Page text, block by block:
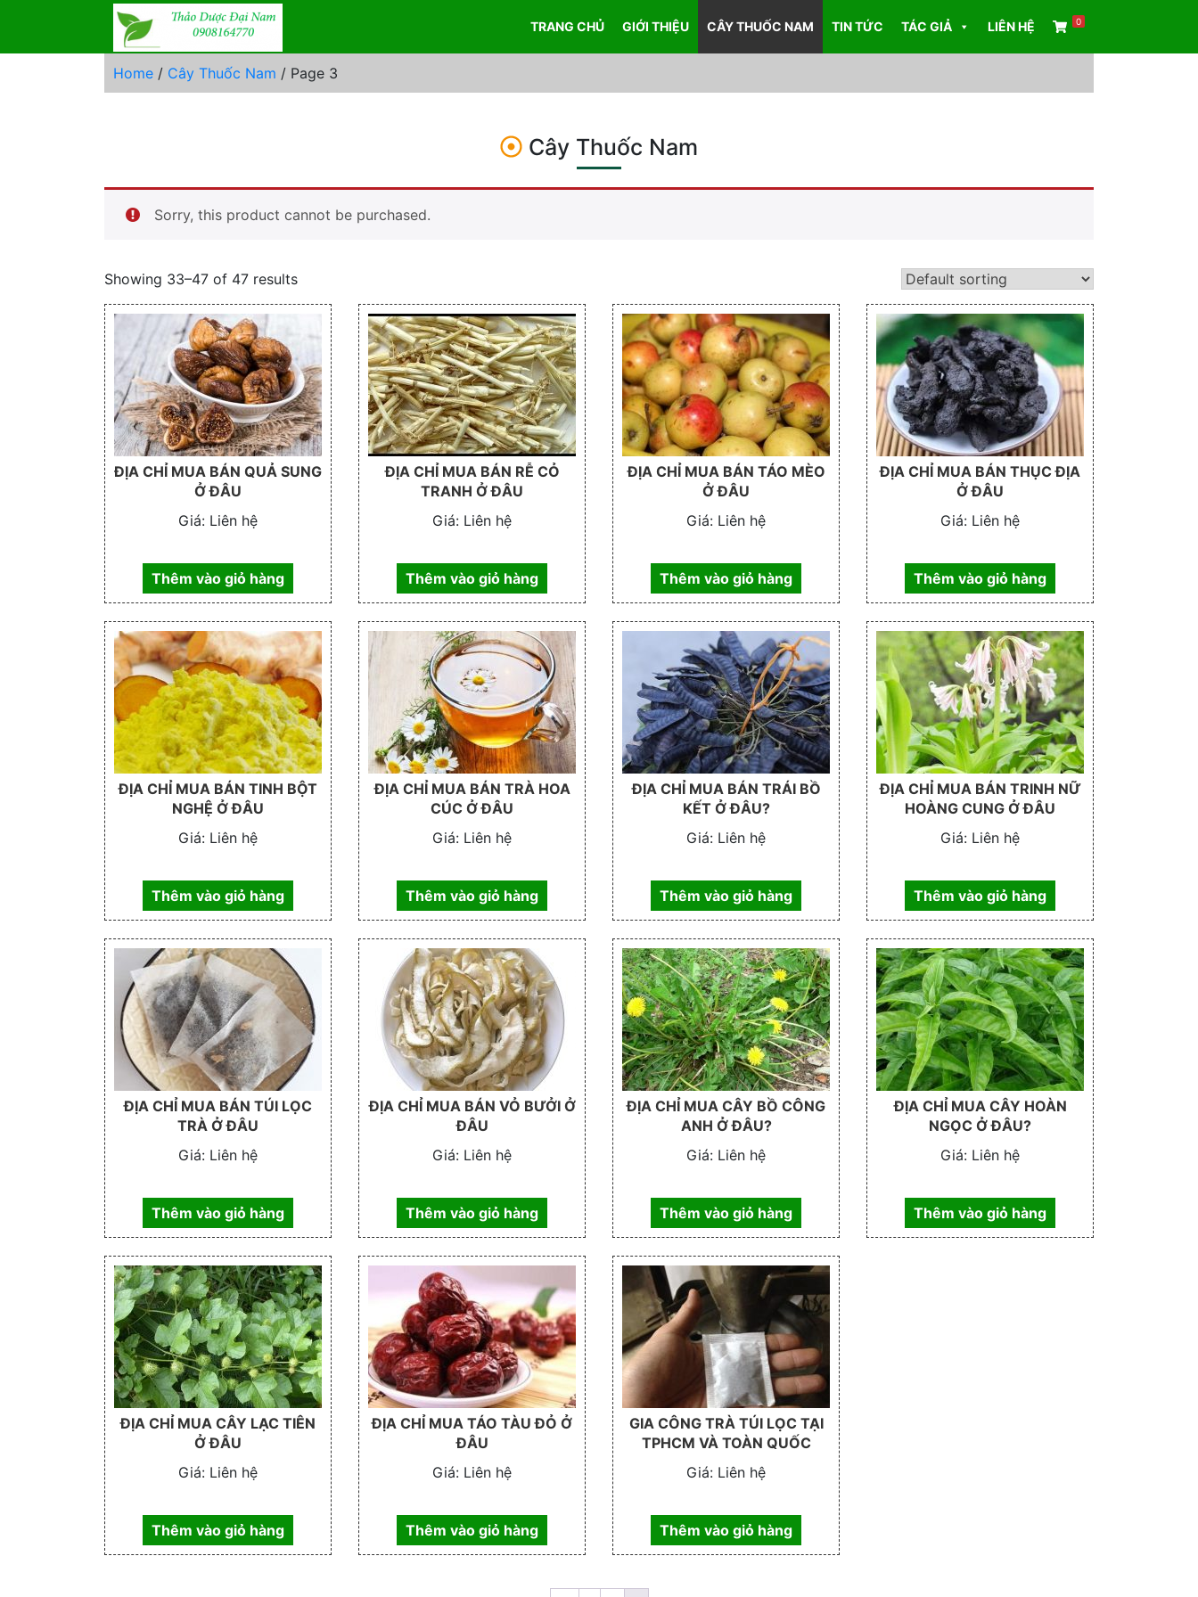
content
TRANG CHỦ GIỚI THIỆU CÂY THUỐC NAM TIN TỨC TÁC GIẢ LIÊN HỆ 0
Home / Cây Thuốc Nam / Page 3
Cây Thuốc Nam
Sorry, this product cannot be purchased.
Showing 33–47 of 47 results
ĐỊA CHỈ MUA BÁN QUẢ SUNG
Ở ĐÂU
Giá: Liên hệ
Thêm vào giỏ hàng
ĐỊA CHỈ MUA BÁN RỄ CỎ
TRANH Ở ĐÂU
Giá: Liên hệ
Thêm vào giỏ hàng
ĐỊA CHỈ MUA BÁN TÁO MÈO
Ở ĐÂU
Giá: Liên hệ
Thêm vào giỏ hàng
ĐỊA CHỈ MUA BÁN THỤC ĐỊA
Ở ĐÂU
Giá: Liên hệ
Thêm vào giỏ hàng
ĐỊA CHỈ MUA BÁN TINH BỘT
NGHỆ Ở ĐÂU
Giá: Liên hệ
Thêm vào giỏ hàng
ĐỊA CHỈ MUA BÁN TRÀ HOA
CÚC Ở ĐÂU
Giá: Liên hệ
Thêm vào giỏ hàng
ĐỊA CHỈ MUA BÁN TRÁI BỒ
KẾT Ở ĐÂU?
Giá: Liên hệ
Thêm vào giỏ hàng
ĐỊA CHỈ MUA BÁN TRINH NỮ
HOÀNG CUNG Ở ĐÂU
Giá: Liên hệ
Thêm vào giỏ hàng
ĐỊA CHỈ MUA BÁN TÚI LỌC
TRÀ Ở ĐÂU
Giá: Liên hệ
Thêm vào giỏ hàng
ĐỊA CHỈ MUA BÁN VỎ BƯỞI Ở
ĐÂU
Giá: Liên hệ
Thêm vào giỏ hàng
ĐỊA CHỈ MUA CÂY BỒ CÔNG
ANH Ở ĐÂU?
Giá: Liên hệ
Thêm vào giỏ hàng
ĐỊA CHỈ MUA CÂY HOÀN
NGỌC Ở ĐÂU?
Giá: Liên hệ
Thêm vào giỏ hàng
ĐỊA CHỈ MUA CÂY LẠC TIÊN
Ở ĐÂU
Giá: Liên hệ
Thêm vào giỏ hàng
ĐỊA CHỈ MUA TÁO TÀU ĐỎ Ở
ĐÂU
Giá: Liên hệ
Thêm vào giỏ hàng
GIA CÔNG TRÀ TÚI LỌC TẠI
TPHCM VÀ TOÀN QUỐC
Giá: Liên hệ
Thêm vào giỏ hàng